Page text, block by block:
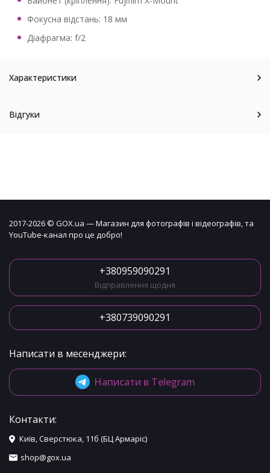
Фокусна відстань: 18 мм
Діафрагма: f/2
Характеристики
Відгуки
2017-2026 © GOX.ua — Магазин для фотографів і відеографів, та
YouTube-канал про це добро!
+380959090291
Відправлення щодня
+380739090291
Написати в месенджери:
Написати в Telegram
Контакти:
Київ, Сверстюка, 11б (БЦ Армаріс)
shop@gox.ua